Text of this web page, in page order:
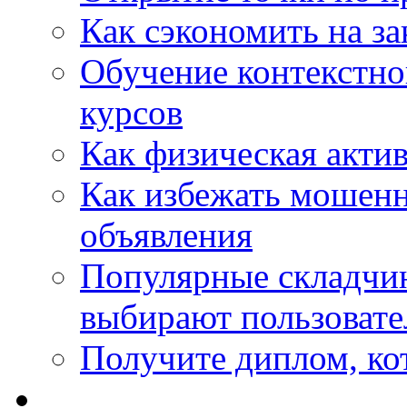
Как сэкономить на
Обучение
курсов
Как физическая
Как избежать
объявления
Популярные
выбирают
Получите диплом,